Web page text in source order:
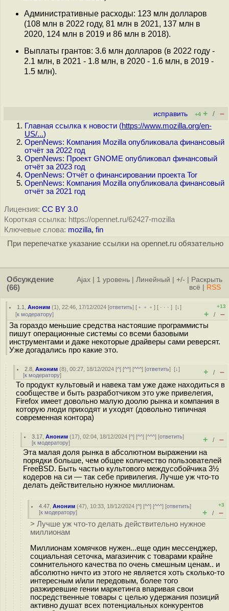
Административные расходы: 123 млн долларов
(108 млн в 2022 году, 81 млн в 2021, 137 млн в
2020, 124 млн в 2019 и 86 млн в 2018).
Выплаты грантов: 3.6 млн долларов (в 2022 году -
2.1 млн, в 2021 - 1.8 млн, в 2020 - 1.6 млн, в 2019 -
1.5 млн).
исправить +4 + / –
Главная ссылка к новости (https://www.mozilla.org/en-
US/...)
OpenNews: Компания Mozilla опубликовала финансовый
отчёт за 2022 год
OpenNews: Проект GNOME опубликовал финансовый
отчёт за 2023 год
OpenNews: Отчёт о финансировании проекта Tor
OpenNews: Компания Mozilla опубликовала финансовый
отчёт за 2021 год
Лицензия: CC BY 3.0
Короткая ссылка: https://opennet.ru/62427-mozilla
Ключевые слова: mozilla, fin
При перепечатке указание ссылки на opennet.ru обязательно
Обсуждение
(66)
Ajax 1 уровень Линейный +/-
Раскрыть
всё
RSS
1.1 ,Аноним (1), 22:46, 17/12/2024 [ответить] [ ﹢﹢﹢] [ · · ·][↓]
[к модератору]
+13
+ / –
За гораздо меньшие средства настояшие программисты
пишут операционные системы со всеми базовыми
инструментами и даже некоторые драйверы сами реверсят.
Уже догадались про какие это.
2.8 ,Аноним (8), 00:27, 18/12/2024 [^] [^^] [^^^] [ответить][↓]
[к модератору] + / –
То продукт культовый и навека там уже даже находиться в
сообществе и быть разработчиком это уже привелегия,
Firefox имеет довольно малую доолю рынка и компания в
которую люди приходят и уходят (довольно типичная
современная контора)
3.17 ,Аноним (17), 02:04, 18/12/2024 [^] [^^] [^^^] [ответить]
[к модератору] + / –
Эта малая доля рынка в абсолютном выражении на
порядки больше, чем общее количество пользователей
FreeBSD. Быть частью культового междусобойчика 3½
кодеров на си — так себе привилегия. Лучше уж что-то
делать действительно нужное миллионам.
4.47 ,Аноним (47), 10:33, 18/12/2024 [^] [^^] [^^^] [ответить]
[к модератору]
+3
+ / –
> Лучше уж что-то делать действительно нужное
миллионам
Миллионам хомячков нужен...еще один мессенджер,
социальная сеточка, магазинчик с товарами крайне
сомнительного качества по очень смешным ценам.. и
абсолютно ничто из этого не является хоть сколько-то
интересным и/или передовым, более того
разжиревшие гении маркетинга впаривая свои
посредственные товары с целью удержания позиций
активно душат всех потенциальных конкурентов